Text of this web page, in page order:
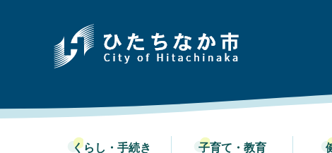
くらし・手続き 子育て・教育